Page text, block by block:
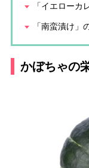
「イエローカ
「南蛮漬け」
かぼちゃの